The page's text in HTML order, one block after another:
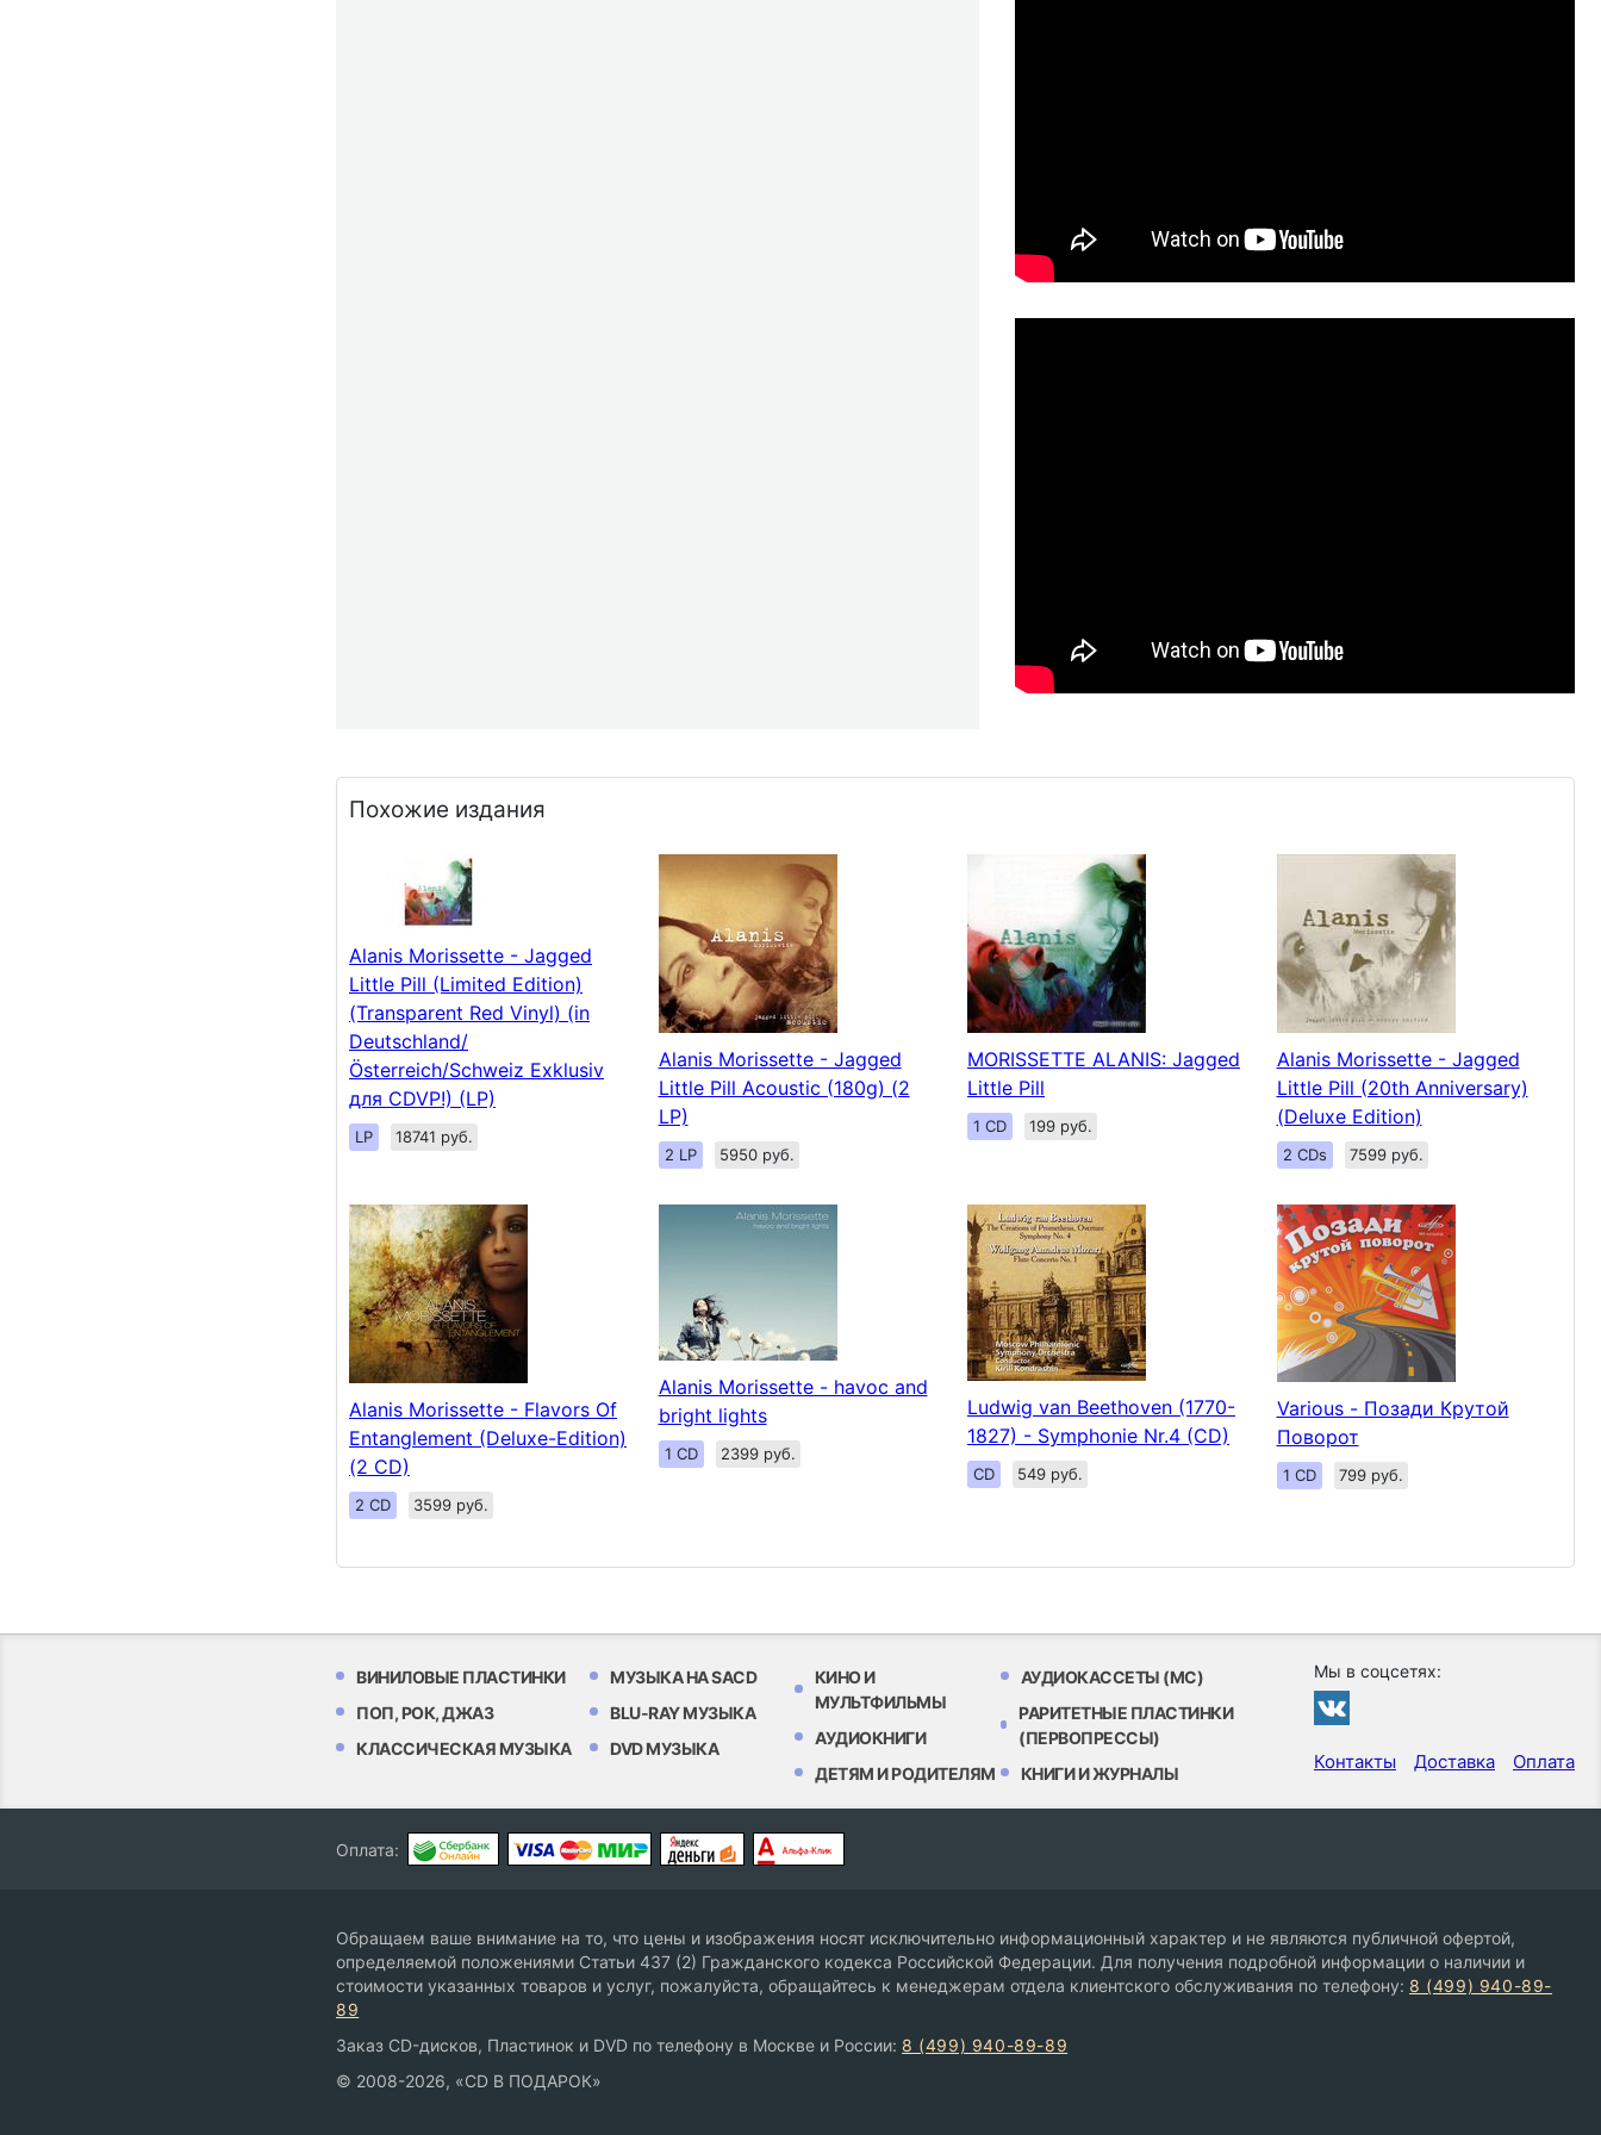
Похожие издания
Alanis Morissette - Jagged
Little Pill (Limited Edition)
(Transparent Red Vinyl) (in
Deutschland/
Österreich/Schweiz Exklusiv
для CDVP!) (LP)
LP 18741 руб.
Alanis Morissette - Jagged
Little Pill Acoustic (180g) (2
LP)
2 LP 5950 руб.
MORISSETTE ALANIS: Jagged
Little Pill
1 CD 199 руб.
Alanis Morissette - Jagged
Little Pill (20th Anniversary)
(Deluxe Edition)
2 CDs 7599 руб.
Alanis Morissette - Flavors Of
Entanglement (Deluxe-Edition)
(2 CD)
2 CD 3599 руб.
Alanis Morissette - havoc and
bright lights
1 CD 2399 руб.
Ludwig van Beethoven (1770-
1827) - Symphonie Nr.4 (CD)
CD 549 руб.
Various - Позади Крутой
Поворот
1 CD 799 руб.
ВИНИЛОВЫЕ ПЛАСТИНКИ
ПОП, РОК, ДЖАЗ
КЛАССИЧЕСКАЯ МУЗЫКА
МУЗЫКА НА SACD
BLU-RAY МУЗЫКА
DVD МУЗЫКА
КИНО И
МУЛЬТФИЛЬМЫ
АУДИОКНИГИ
ДЕТЯМ И РОДИТЕЛЯМ
АУДИОКАССЕТЫ (MC)
РАРИТЕТНЫЕ ПЛАСТИНКИ
(ПЕРВОПРЕССЫ)
КНИГИ И ЖУРНАЛЫ
Мы в соцсетях:
Контакты Доставка Оплата
Оплата:
Обращаем ваше внимание на то, что цены и изображения носят исключительно информационный характер и не являются публичной офертой,
определяемой положениями Статьи 437 (2) Гражданского кодекса Российской Федерации. Для получения подробной информации о наличии и
стоимости указанных товаров и услуг, пожалуйста, обращайтесь к менеджерам отдела клиентского обслуживания по телефону: 8 (499) 940-89-
89
Заказ CD-дисков, Пластинок и DVD по телефону в Москве и России: 8 (499) 940-89-89
© 2008-2026, «CD В ПОДАРОК»